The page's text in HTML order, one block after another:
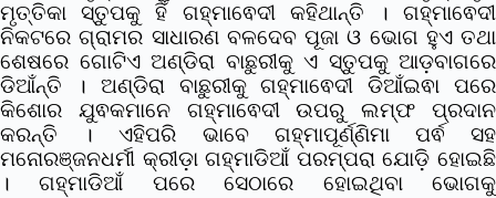
ମୃତ୍ତିକା ସ୍ତୁପକୁ ହିଁ ଗହ୍ମାଵେଦୀ କହିଥାନ୍ତି । ଗହ୍ମାଵେଦୀ
ନିକଟରେ ଗ୍ରାମର ସାଧାରଣ ବଳଦେବ ପୂଜା ଓ ଭୋଗ ହୁଏ ତଥା
ଶେଷରେ ଗୋଟିଏ ଅଣ୍ଡିରା ବାଛୁରୀକୁ ଏ ସ୍ତୁପକୁ ଆଡ଼ବାଗରେ
ଡିଆଁନ୍ତି । ଅଣ୍ଡିରା ବାଛୁରୀକୁ ଗହ୍ମାଵେଦୀ ଡିଆଁଇଵା ପରେ
କିଶୋର ଯୁଵକମାନେ ଗହ୍ମାଵେଦୀ ଉପରୁ ଲମ୍ଫ ପ୍ରଦାନ
କରନ୍ତି । ଏହିପରି ଭାବେ ଗହ୍ମାପୂର୍ଣ୍ଣିମା ପର୍ଵ ସହ
ମନୋରଞ୍ଜନଧର୍ମୀ କ୍ରୀଡ଼ା ଗହ୍ମାଡିଆଁ ପରମ୍ପରା ଯୋଡ଼ି ହୋଇଛି
। ଗହ୍ମାଡିଆଁ ପରେ ସେଠାରେ ହୋଇଥିବା ଭୋଗକୁ